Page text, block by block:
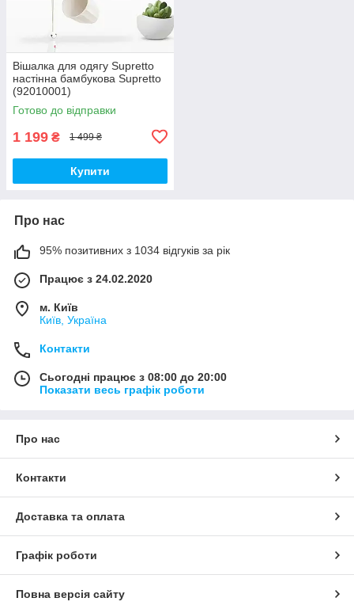
Вішалка для одягу Supretto
настінна бамбукова Supretto
(92010001)
Готово до відправки
1 199 ₴ 1 499 ₴
Купити
Про нас
95% позитивних з 1034 відгуків за рік
Працює з 24.02.2020
м. Київ
Київ, Україна
Контакти
Сьогодні працює з 08:00 до 20:00
Показати весь графік роботи
Про нас
Контакти
Доставка та оплата
Графік роботи
Повна версія сайту